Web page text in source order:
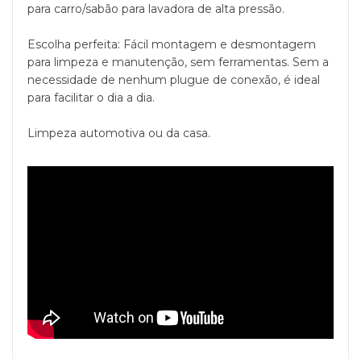
para carro/sabão para lavadora de alta pressão.
Escolha perfeita: Fácil montagem e desmontagem
para limpeza e manutenção, sem ferramentas. Sem a
necessidade de nenhum plugue de conexão, é ideal
para facilitar o dia a dia.
Limpeza automotiva ou da casa.